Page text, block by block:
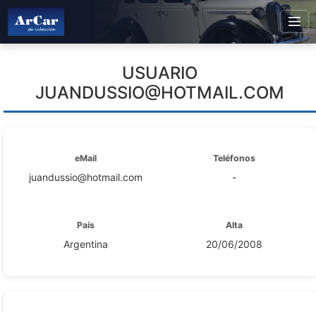
USUARIO
JUANDUSSIO@HOTMAIL.COM
eMail
juandussio@hotmail.com
Teléfonos
-
País
Argentina
Alta
20/06/2008